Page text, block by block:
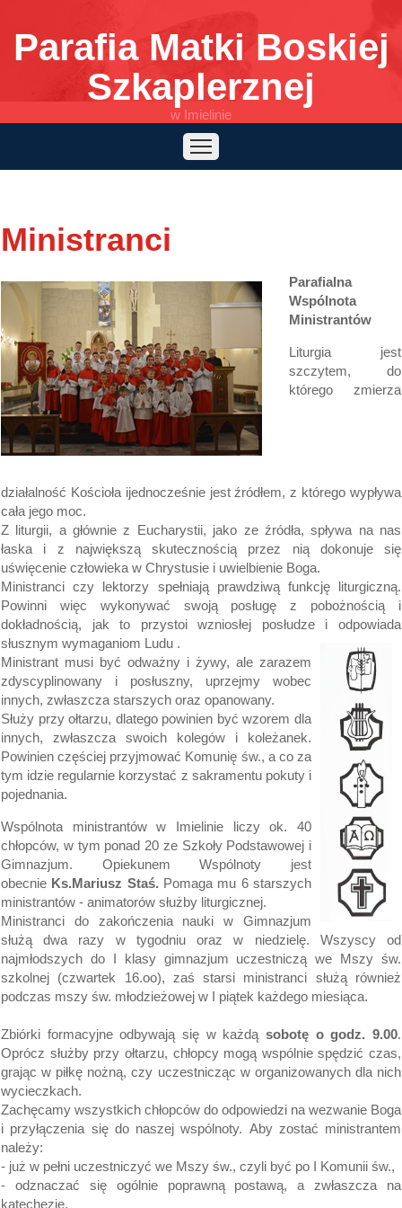
Parafia Matki Boskiej
Szkaplerznej
w Imielinie
Start Informacje Wspólnoty
Posługi
Słowo na dziś
Ministranci
Parafialna
Wspólnota
Ministrantów
Liturgia jest
szczytem, do
którego zmierza
działalność Kościoła ijednocześnie jest źródłem, z którego wypływa
cała jego moc.
Z liturgii, a głównie z Eucharystii, jako ze źródła, spływa na nas
łaska i z największą skutecznością przez nią dokonuje się
uświęcenie człowieka w Chrystusie i uwielbienie Boga.
Ministranci czy lektorzy spełniają prawdziwą funkcję liturgiczną.
Powinni więc wykonywać swoją posługę z pobożnością i
dokładnością, jak to przystoi wzniosłej posłudze i odpowiada
słusznym wymaganiom Ludu .
Ministrant musi być odważny i żywy, ale zarazem
zdyscyplinowany i posłuszny, uprzejmy wobec
innych, zwłaszcza starszych oraz opanowany.
Służy przy ołtarzu, dlatego powinien być wzorem dla
innych, zwłaszcza swoich kolegów i koleżanek.
Powinien częściej przyjmować Komunię św., a co za
tym idzie regularnie korzystać z sakramentu pokuty i
pojednania.
Wspólnota ministrantów w Imielinie liczy ok. 40
chłopców, w tym ponad 20 ze Szkoły Podstawowej i
Gimnazjum. Opiekunem Wspólnoty jest
obecnie Ks.Mariusz Staś. Pomaga mu 6 starszych
ministrantów - animatorów służby liturgicznej.
Ministranci do zakończenia nauki w Gimnazjum
służą dwa razy w tygodniu oraz w niedzielę. Wszyscy od
najmłodszych do I klasy gimnazjum uczestniczą we Mszy św.
szkolnej (czwartek 16.oo), zaś starsi ministranci służą również
podczas mszy św. młodzieżowej w I piątek każdego miesiąca.
Zbiórki formacyjne odbywają się w każdą sobotę o godz. 9.00.
Oprócz służby przy ołtarzu, chłopcy mogą wspólnie spędzić czas,
grając w piłkę nożną, czy uczestnicząc w organizowanych dla nich
wycieczkach.
Zachęcamy wszystkich chłopców do odpowiedzi na wezwanie Boga
i przyłączenia się do naszej wspólnoty. Aby zostać ministrantem
należy:
- już w pełni uczestniczyć we Mszy św., czyli być po I Komunii św.,
- odznaczać się ogólnie poprawną postawą, a zwłaszcza na
katechezie,